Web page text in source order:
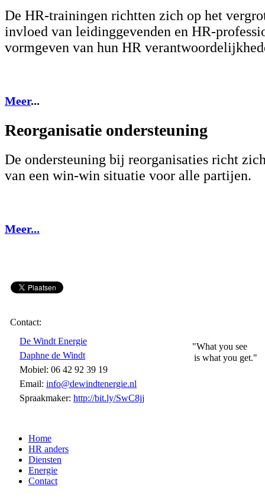
De HR-trainingen richtten zich op het
invloed van leidinggevenden en HR-
vormgeven van hun HR
Meer...
Reorganisatie ondersteuning
De ondersteuning bij reorganisaties richt
van een win-win situatie voor alle partijen.
Meer...
Contact:
De Windt Energie
Daphne de Windt
Mobiel: 06 42 92 39 19
Email: info@dewindtenergie.nl
Spraakmaker: http://bit.ly/SwC8jj
"What you see
is what you get."
Home
HR anders
Diensten
Energie
Contact